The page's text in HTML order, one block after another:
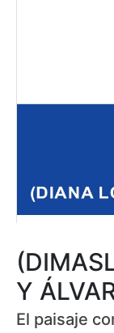
Y
El paisaje